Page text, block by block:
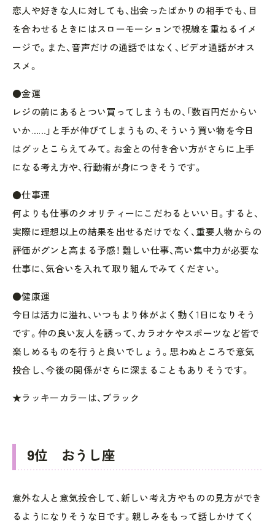
恋人や好きな人に対しても、出会ったばかりの相手でも、目
を合わせるときにはスローモーションで視線を重ねるイメ
ージで。また、音声だけの通話ではなく、ビデオ通話がオス
スメ。
●金運
レジの前にあるとつい買ってしまうもの、「数百円だからい
いか……」と手が伸びてしまうもの、そういう買い物を今日
はグッとこらえてみて。お金との付き合い方がさらに上手
になる考え方や、行動術が身につきそうです。
●仕事運
何よりも仕事のクオリティーにこだわるといい日。すると、
実際に理想以上の結果を出せるだけでなく、重要人物からの
評価がグンと高まる予感！ 難しい仕事、高い集中力が必要な
仕事に、気合いを入れて取り組んでみてください。
●健康運
今日は活力に溢れ、いつもより体がよく動く1日になりそう
です。仲の良い友人を誘って、カラオケやスポーツなど皆で
楽しめるものを行うと良いでしょう。思わぬところで意気
投合し、今後の関係がさらに深まることもありそうです。
★ラッキーカラーは、ブラック
9位 おうし座
意外な人と意気投合して、新しい考え方やものの見方ができ
るようになりそうな日です。親しみをもって話しかけてく